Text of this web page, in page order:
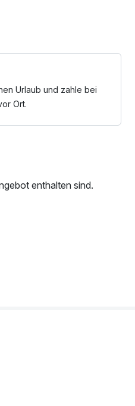
die Natur erforschen
finden Sie eine kleine
auf dem Wasser erleben
Urlaub und zahle bei
Ort.
enthalten sind.